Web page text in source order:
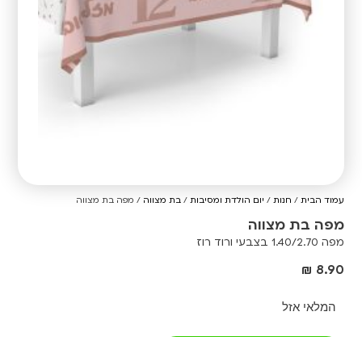
עמוד הבית / חנות / יום הולדת ומסיבות /בת מצווה / מפה בת מצווה
מפה בת מצווה
מפה 1.40/2.70 בצבעי ורוד רוז
₪ 8.90
המלאי אזל